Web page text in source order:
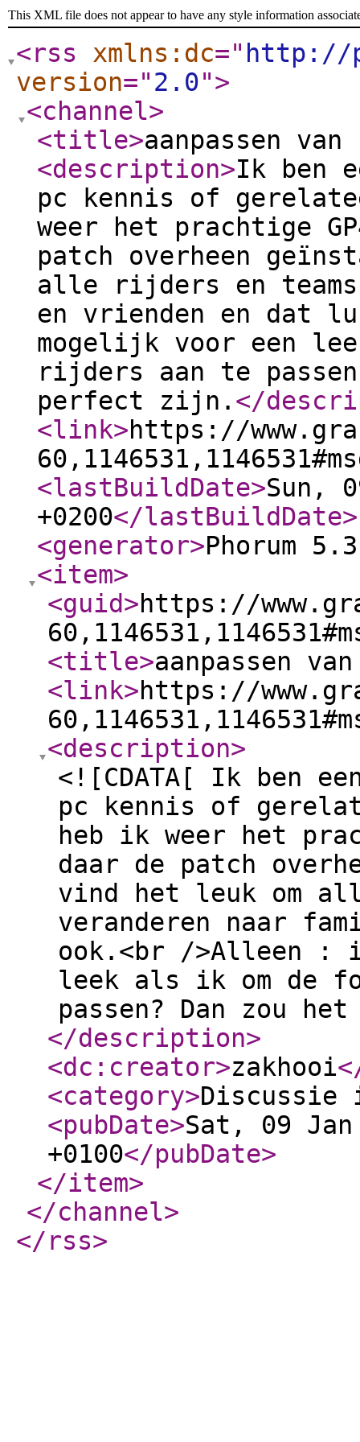
This XML file does not appear to have any style information
<rss xmlns:dc=" http://
version="2.0">
<channel>
<title>aanpassen
<description>Ik ben
pc kennis of
weer het prachtige
patch overheen
alle rijders en
en vrienden en dat
mogelijk voor een
rijders aan te
perfect zijn. </
<link>https://
<lastBuildDate>Sun,
+0200</lastBuildDate>
<generator>Phorum
<item>
<guid>https://
<title>aanpassen
<link>https://
<description>
<![CDATA[ Ik ben
pc kennis of
heb ik weer het
daar de patch
vind het leuk om
veranderen naar
ook.<br />Alleen :
leek als ik om de
passen? Dan zou
</description>
<dc:creator>zakhooi
<category>Discussie
<pubDate>Sat, 09 Jan
+0100</pubDate>
</item>
</channel>
</rss>